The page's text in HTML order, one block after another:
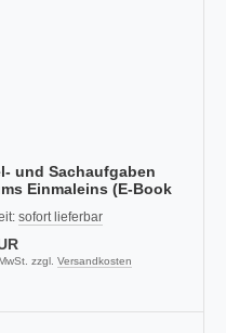
und Sachaufgaben
Einmaleins (E-Book
sofort lieferbar
zzgl. Versandkosten